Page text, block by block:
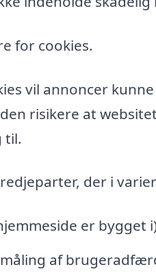
for cookies.
vil annoncer
risikere at
til.
der i
er bygget
af